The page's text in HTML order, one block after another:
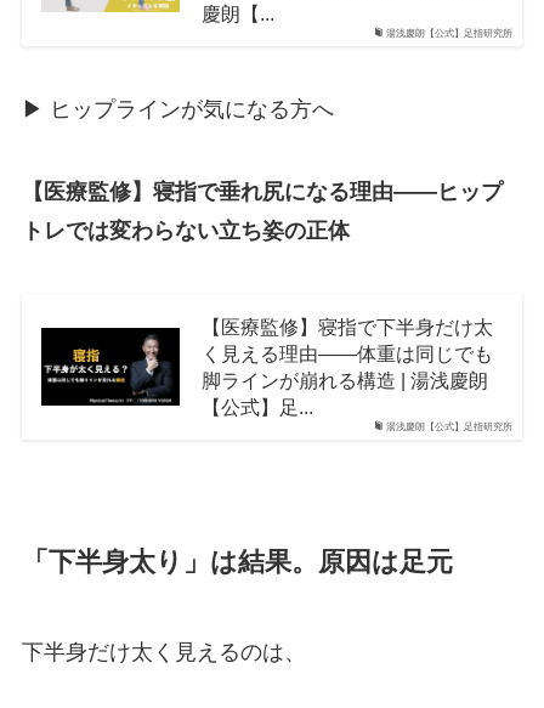
湯浅慶朗【公式】足指研究所
慶朗【...
▶︎ ヒップラインが気になる方へ
【医療監修】寝指で垂れ尻になる理由――ヒップ
トレでは変わらない立ち姿の正体
湯浅慶朗【公式】足指研究所
【医療監修】寝指で下半身だけ太
く見える理由――体重は同じでも
脚ラインが崩れる構造 | 湯浅慶朗
【公式】足...
「下半身太り」は結果。原因は足元
下半身だけ太く見えるのは、